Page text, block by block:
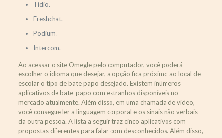
Tidio.
Freshchat.
Podium.
Intercom.
Ao acessar o site Omegle pelo computador, você poderá
escolher o idioma que desejar, a opção fica próximo ao local de
escolar o tipo de bate papo desejado. Existem inúmeros
aplicativos de bate-papo com estranhos disponíveis no
mercado atualmente. Além disso, em uma chamada de vídeo,
você consegue ler a linguagem corporal e os sinais não verbais
da outra pessoa. A lista a seguir traz cinco aplicativos com
propostas diferentes para falar com desconhecidos. Além disso,